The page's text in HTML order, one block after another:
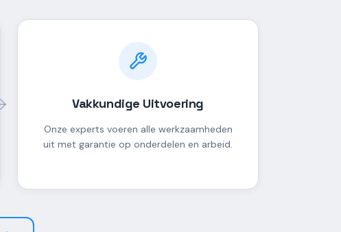
Vakkundige Uitvoering
Onze experts voeren alle werkzaamheden
uit met garantie op onderdelen en arbeid.